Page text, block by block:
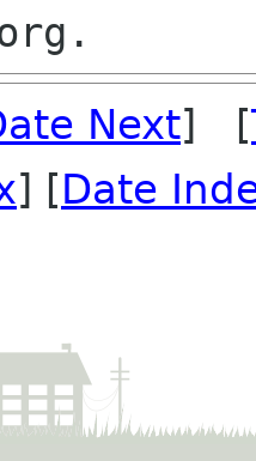
Next] [
] [Date